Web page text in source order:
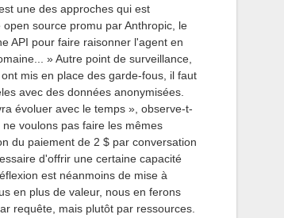
une des approches qui est
source promu par Anthropic, le
API pour faire raisonner l'agent en
» Autre point de surveillance,
mis en place des garde-fous, il faut
avec des données anonymisées.
évoluer avec le temps », observe-t-
voulons pas faire les mêmes
du paiement de 2 $ par conversation
d'offrir une certaine capacité
est néanmoins de mise à
en plus de valeur, nous en ferons
requête, mais plutôt par ressources.